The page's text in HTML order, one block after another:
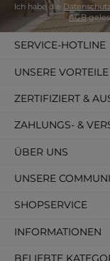
Ich habe die
AGB
SERVICE-HOTLINE
SHOPSERVICE
INFORMATIONEN
BELIEBTE
ZAHLUNGS- &
ÜBER UNS
ZERTIFIZIERT &
UNSERE VORTEILE
UNSERE